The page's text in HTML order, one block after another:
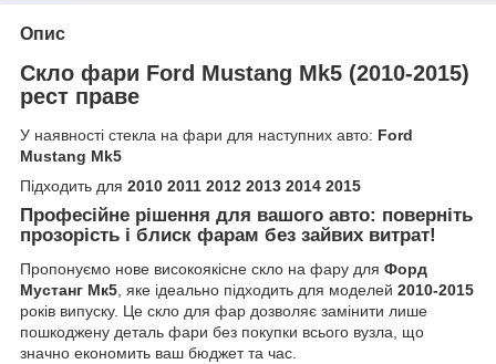
Опис
Скло фари Ford Mustang Mk5 (2010-2015)
рест праве
У наявності стекла на фари для наступних авто: Ford
Mustang Mk5
Підходить для 2010 2011 2012 2013 2014 2015
Професійне рішення для вашого авто: поверніть
прозорість і блиск фарам без зайвих витрат!
Пропонуємо нове високоякісне скло на фару для Форд
Мустанг Мк5, яке ідеально підходить для моделей 2010-2015
років випуску. Це скло для фар дозволяє замінити лише
пошкоджену деталь фари без покупки всього вузла, що
значно економить ваш бюджет та час.